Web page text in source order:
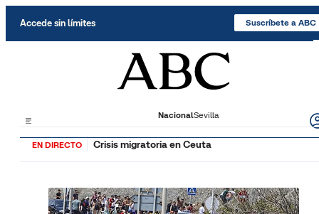
Accede sin límites Suscríbete a ABC
NacionalSevilla
EN DIRECTO Crisis migratoria en Ceuta